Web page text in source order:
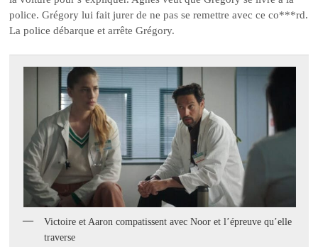
police. Grégory lui fait jurer de ne pas se remettre avec ce co***rd.
La police débarque et arrête Grégory.
Victoire et Aaron compatissent avec Noor et l’épreuve qu’elle
traverse